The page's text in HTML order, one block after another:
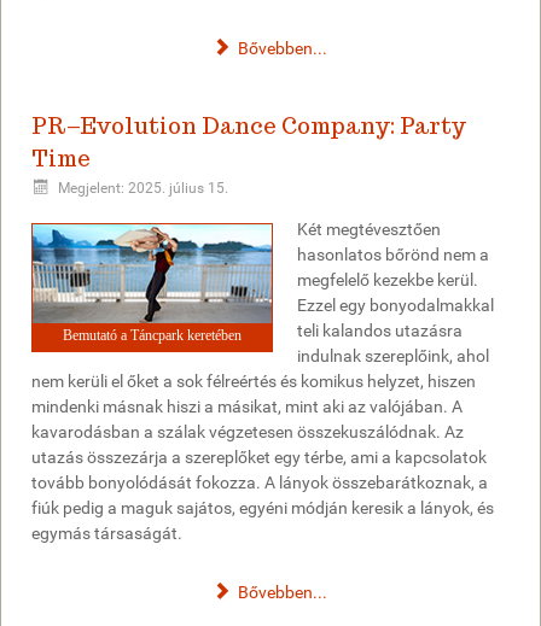
Bővebben...
PR–Evolution Dance Company: Party
Time
Megjelent: 2025. július 15.
Bemutató a Táncpark keretében
Két megtévesztően
hasonlatos bőrönd nem a
megfelelő kezekbe kerül.
Ezzel egy bonyodalmakkal
teli kalandos utazásra
indulnak szereplőink, ahol
nem kerüli el őket a sok félreértés és komikus helyzet, hiszen
mindenki másnak hiszi a másikat, mint aki az valójában. A
kavarodásban a szálak végzetesen összekuszálódnak. Az
utazás összezárja a szereplőket egy térbe, ami a kapcsolatok
tovább bonyolódását fokozza. A lányok összebarátkoznak, a
fiúk pedig a maguk sajátos, egyéni módján keresik a lányok, és
egymás társaságát.
Bővebben...